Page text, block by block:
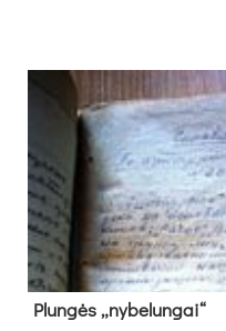
Plun­gės „ny­be­lun­gai“